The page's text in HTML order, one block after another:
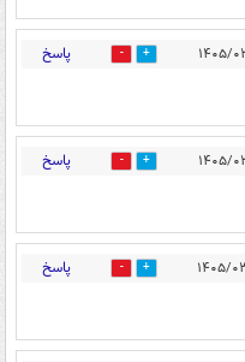
4 پاسخ
6 پاسخ
4 پاسخ